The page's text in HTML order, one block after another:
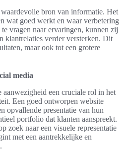
bron van informatie. Het
wat goed werkt en waar verbetering
vragen naar ervaringen, kunnen zij
klantrelaties verder versterken. Dit
maar ook tot een grotere
media
een cruciale rol in het
Een goed ontworpen website
opvallende presentatie van hun
portfolio dat klanten aanspreekt.
zoek naar een visuele representatie
met een aantrekkelijke en